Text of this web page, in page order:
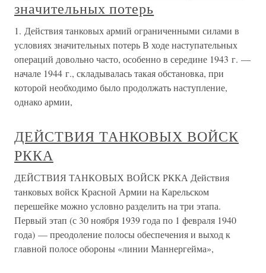
значительных потерь
1. Действия танковых армий ограниченными силами в
условиях значительных потерь В ходе наступательных
операций довольно часто, особенно в середине 1943 г. —
начале 1944 г., складывалась такая обстановка, при
которой необходимо было продолжать наступление,
однако армии,
ДЕЙСТВИЯ ТАНКОВЫХ ВОЙСК
РККА
ДЕЙСТВИЯ ТАНКОВЫХ ВОЙСК РККА Действия
танковых войск Красной Армии на Карельском
перешейке можно условно разделить на три этапа.
Первый этап (с 30 ноября 1939 года по 1 февраля 1940
года) — преодоление полосы обеспечения и выход к
главной полосе обороны «линии Маннергейма»,